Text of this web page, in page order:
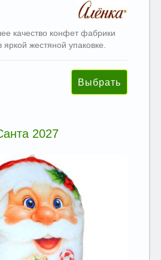
качество конфет фабрики
жестяной упаковке.
2027